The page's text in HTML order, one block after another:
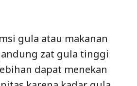
gula atau makanan
zat gula tinggi
dapat menekan